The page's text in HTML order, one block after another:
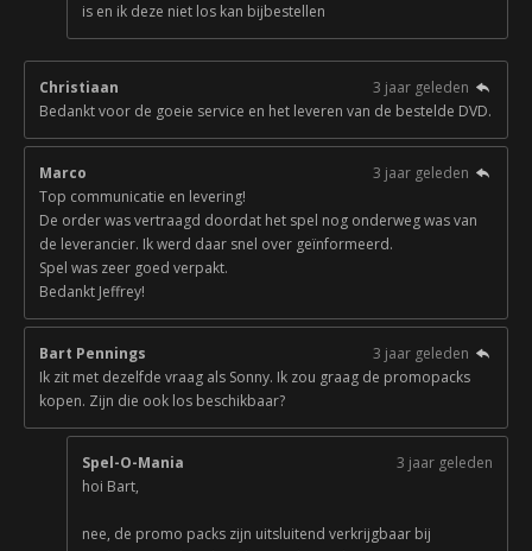
is en ik deze niet los kan bijbestellen
Christiaan
3 jaar geleden
Bedankt voor de goeie service en het leveren van de bestelde DVD.
Marco
3 jaar geleden
Top communicatie en levering!
De order was vertraagd doordat het spel nog onderweg was van
de leverancier. Ik werd daar snel over geïnformeerd.
Spel was zeer goed verpakt.
Bedankt Jeffrey!
Bart Pennings
3 jaar geleden
Ik zit met dezelfde vraag als Sonny. Ik zou graag de promopacks
kopen. Zijn die ook los beschikbaar?
Spel-O-Mania
3 jaar geleden
hoi Bart,
nee, de promo packs zijn uitsluitend verkrijgbaar bij